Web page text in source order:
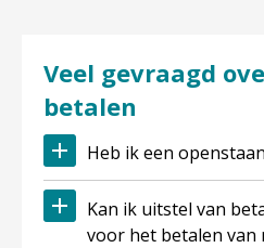
Veel gevraagd over Huur
betalen
Heb ik een
Kan ik uitstel van betaling aanvragen
voor het betalen van